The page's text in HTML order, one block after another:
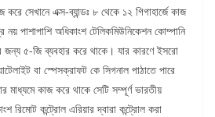
করে সেখানে এক্স-ব্যান্ডঃ ৮ থেকে ১২ গিগাহার্জে কাজ
পাশাপাশি অধিকাংশ টেলিকমিউনিকেশন কোম্পানি
জন্য ৫-জি ব্যবহার করে থাকে। যার কারণে ইসরো
বা স্পেসক্রাফট কে সিগনাল পাঠাতে পারে
মাধ্যমে কাজ করে থাকে সেটি সম্পূর্ণ ভারতীয়
রিমোট কন্ট্রোল এরিয়ার দ্বারা কন্ট্রোল করা